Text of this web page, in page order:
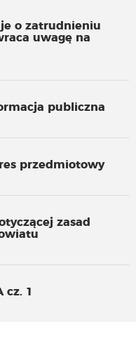
o zatrudnieniu
uwagę na
publiczna
przedmiotowy
zasad
cz. 1